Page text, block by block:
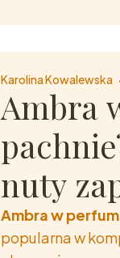
Karolina Kowalewska
Ambra
nuty
Ambra w
popularna w